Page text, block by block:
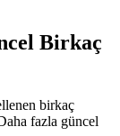
Birkaç
birkaç
fazla güncel